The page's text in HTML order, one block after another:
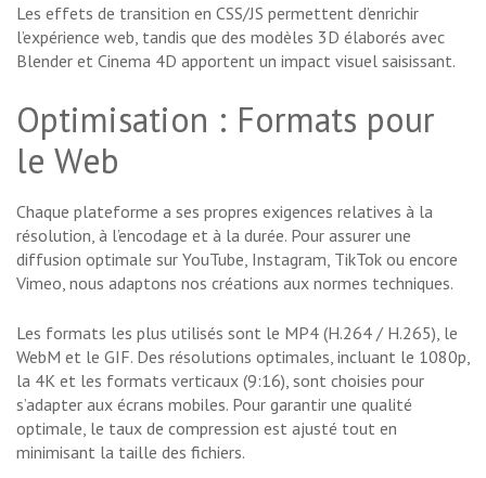
Les effets de transition en CSS/JS permettent d’enrichir
l’expérience web, tandis que des modèles 3D élaborés avec
Blender et Cinema 4D apportent un impact visuel saisissant.
Optimisation : Formats pour
le Web
Chaque plateforme a ses propres exigences relatives à la
résolution, à l’encodage et à la durée. Pour assurer une
diffusion optimale sur YouTube, Instagram, TikTok ou encore
Vimeo, nous adaptons nos créations aux normes techniques.
Les formats les plus utilisés sont le MP4 (H.264 / H.265), le
WebM et le GIF. Des résolutions optimales, incluant le 1080p,
la 4K et les formats verticaux (9:16), sont choisies pour
s’adapter aux écrans mobiles. Pour garantir une qualité
optimale, le taux de compression est ajusté tout en
minimisant la taille des fichiers.